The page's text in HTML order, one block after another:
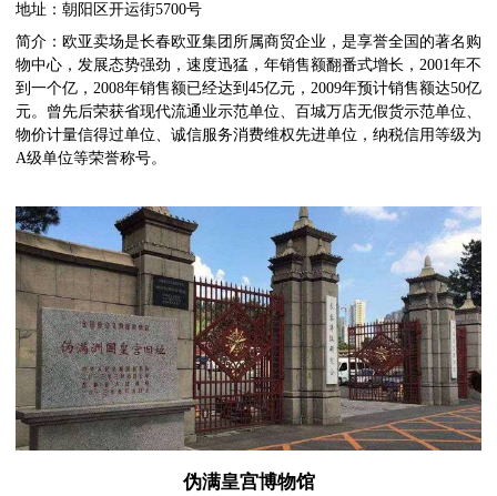
地址：朝阳区开运街5700号
简介：欧亚卖场是长春欧亚集团所属商贸企业，是享誉全国的著名购
物中心，发展态势强劲，速度迅猛，年销售额翻番式增长，2001年不
到一个亿，2008年销售额已经达到45亿元，2009年预计销售额达50亿
元。曾先后荣获省现代流通业示范单位、百城万店无假货示范单位、
物价计量信得过单位、诚信服务消费维权先进单位，纳税信用等级为
A级单位等荣誉称号。
伪满皇宫博物馆